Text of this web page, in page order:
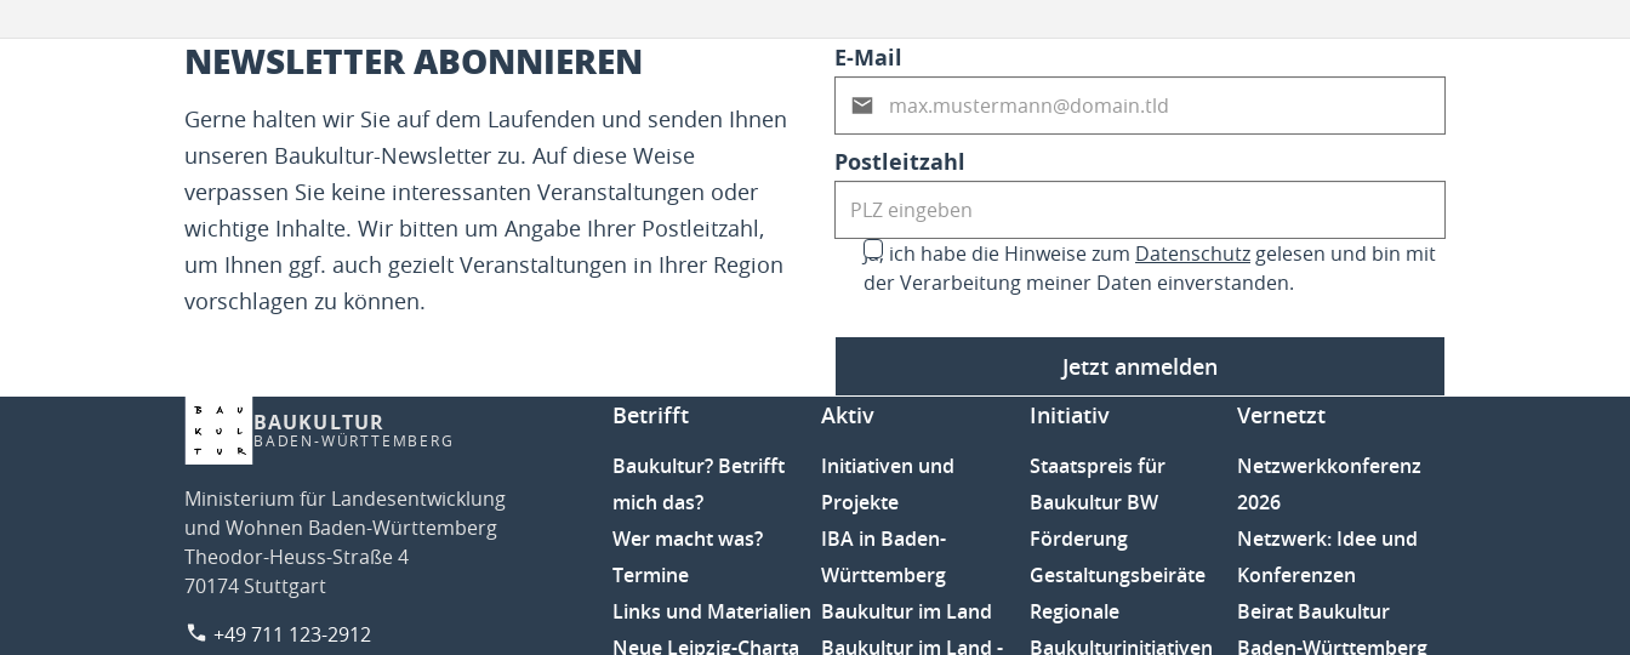
NEWSLETTER ABONNIEREN
Gerne halten wir Sie auf dem Laufenden und senden Ihnen
unseren Baukultur-Newsletter zu. Auf diese Weise
verpassen Sie keine interessanten Veranstaltungen oder
wichtige Inhalte. Wir bitten um Angabe Ihrer Postleitzahl,
um Ihnen ggf. auch gezielt Veranstaltungen in Ihrer Region
vorschlagen zu können.
E-Mail
Postleitzahl
Ja, ich habe die Hinweise zum Datenschutz gelesen und bin mit
der Verarbeitung meiner Daten einverstanden.
Jetzt anmelden
BAUKULTUR
BADEN-WÜRTTEMBERG
Ministerium für Landesentwicklung
und Wohnen Baden-Württemberg
Theodor-Heuss-Straße 4
70174 Stuttgart
+49 711 123-2912
Betrifft
Baukultur? Betrifft
mich das?
Wer macht was?
Termine
Links und Materialien
Neue Leipzig-Charta
Aktiv
Initiativen und
Projekte
IBA in Baden-
Württemberg
Baukultur im Land
Baukultur im Land -
Initiativ
Staatspreis für
Baukultur BW
Förderung
Gestaltungsbeiräte
Regionale
Baukulturinitiativen
Vernetzt
Netzwerkkonferenz
2026
Netzwerk: Idee und
Konferenzen
Beirat Baukultur
Baden-Württemberg